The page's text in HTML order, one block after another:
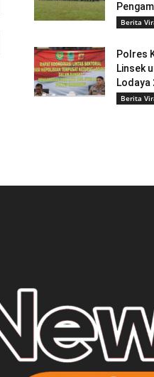
Berita
Polres
Linsek
Lodaya
Berita